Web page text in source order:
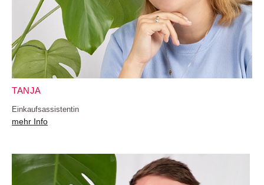
TANJA
Einkaufsassistentin
mehr Info